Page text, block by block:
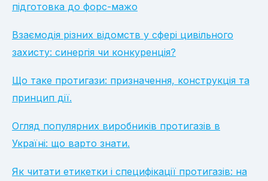
підготовка до форс-мажо
Взаємодія різних відомств у сфері цивільного
захисту: синергія чи конкуренція?
Що таке протигази: призначення, конструкція та
принцип дії.
Огляд популярних виробників протигазів в
Україні: що варто знати.
Як читати етикетки і специфікації протигазів: на